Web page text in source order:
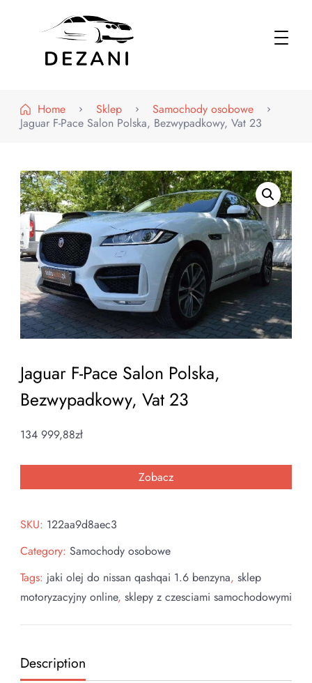
Home
Sklep
Samochody osobowe
Jaguar F-Pace Salon Polska, Bezwypadkowy, Vat 23
Jaguar F-Pace Salon Polska,
Bezwypadkowy, Vat 23
134 999,88zł
Zobacz
SKU: 122aa9d8aec3
Category: Samochody osobowe
Tags: jaki olej do nissan qashqai 1.6 benzyna, sklep
motoryzacyjny online, sklepy z czesciami samochodowymi
Description